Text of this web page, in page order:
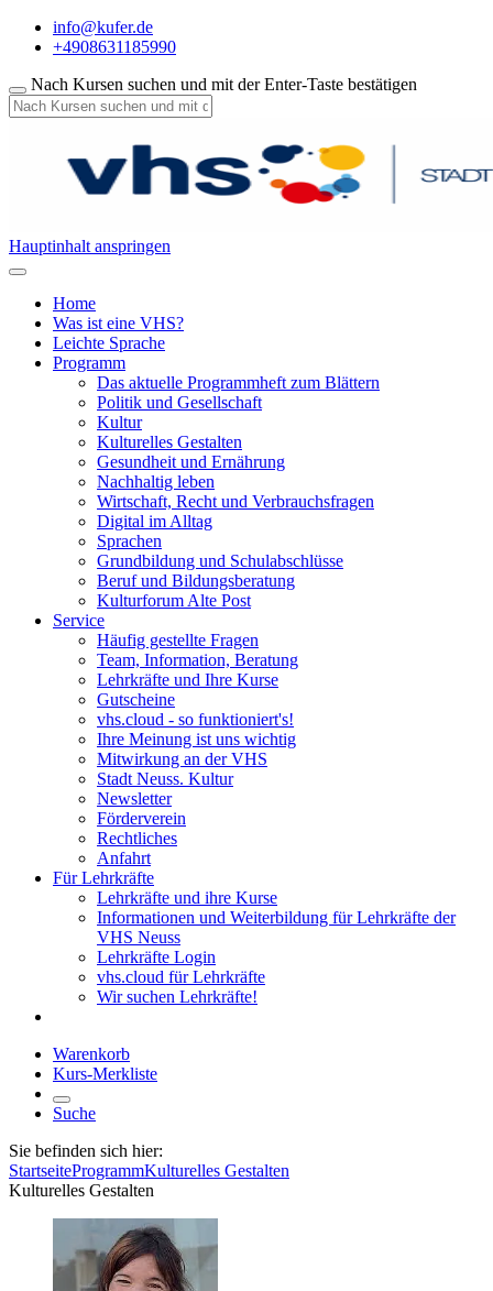
info@kufer.de
+4908631185990
Nach Kursen suchen und mit der Enter-Taste bestätigen
Hauptinhalt anspringen
Home
Was ist eine VHS?
Leichte Sprache
Programm
Das aktuelle Programmheft zum Blättern
Politik und Gesellschaft
Kultur
Kulturelles Gestalten
Gesundheit und Ernährung
Nachhaltig leben
Wirtschaft, Recht und Verbrauchsfragen
Digital im Alltag
Sprachen
Grundbildung und Schulabschlüsse
Beruf und Bildungsberatung
Kulturforum Alte Post
Service
Häufig gestellte Fragen
Team, Information, Beratung
Lehrkräfte und Ihre Kurse
Gutscheine
vhs.cloud - so funktioniert's!
Ihre Meinung ist uns wichtig
Mitwirkung an der VHS
Stadt Neuss. Kultur
Newsletter
Förderverein
Rechtliches
Anfahrt
Für Lehrkräfte
Lehrkräfte und ihre Kurse
Informationen und Weiterbildung für Lehrkräfte der
VHS Neuss
Lehrkräfte Login
vhs.cloud für Lehrkräfte
Wir suchen Lehrkräfte!
Warenkorb
Kurs-Merkliste
Suche
Sie befinden sich hier:
StartseiteProgrammKulturelles Gestalten
Kulturelles Gestalten